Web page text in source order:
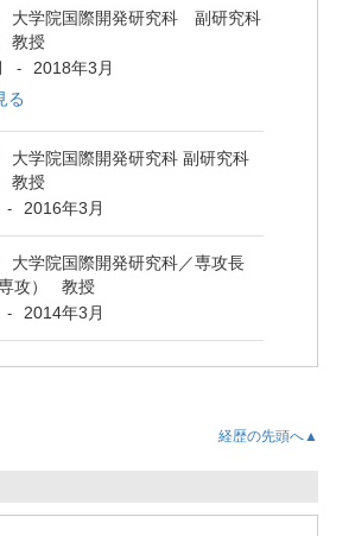
大学院国際開発研究科 副研究科
教授
-
2018年3月
る
大学院国際開発研究科 副研究科
教授
- 2016年3月
大学院国際開発研究科／専攻長
専攻） 教授
- 2014年3月
経歴の先頭へ▲